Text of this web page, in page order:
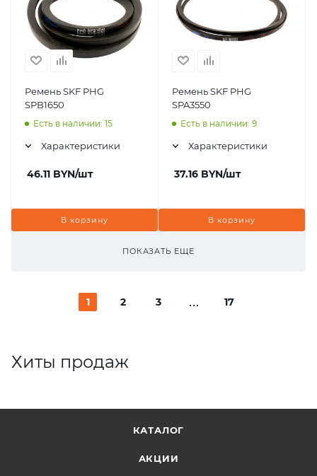
Ремень SKF PHG
SPB1650
Есть в наличии: 15
Характеристики
46.11 BYN/шт
В корзину
Ремень SKF PHG
SPA3550
Есть в наличии: 9
Характеристики
37.16 BYN/шт
В корзину
ПОКАЗАТЬ ЕЩЕ
1 2 3 17
Хиты продаж
КАТАЛОГ
АКЦИИ